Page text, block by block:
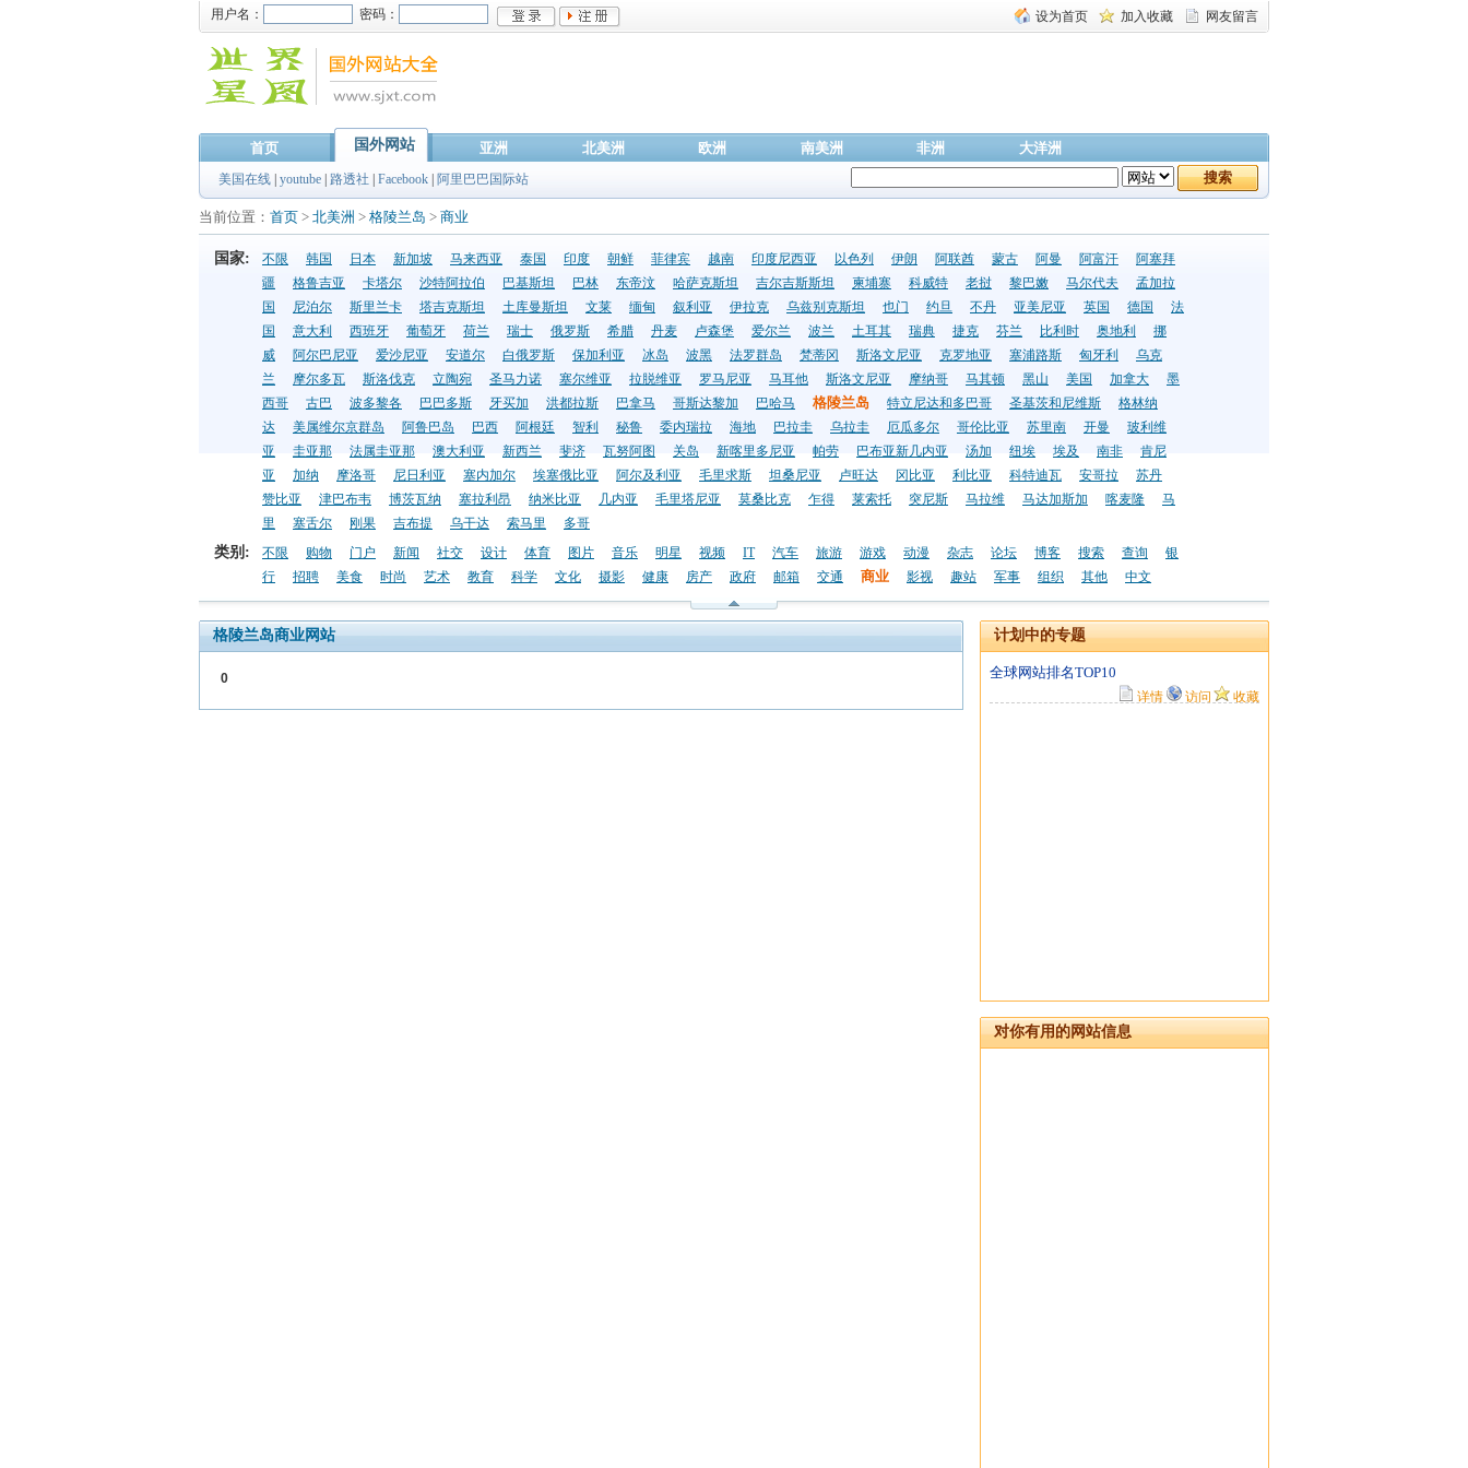
用户名： 密码： 设为首页 加入收藏 网友留言
首页 国外网站 亚洲 北美洲 欧洲 南美洲 非洲 大洋洲
美国在线 youtube 路透社 Facebook 阿里巴巴国际站
当前位置： 首页 > 北美洲 > 格陵兰岛 > 商业
国家: 不限 韩国 日本 新加坡 马来西亚 泰国 印度 朝鲜 菲律宾 越南 印度尼西亚 以色列 伊朗 阿联酋 蒙古 阿曼 阿富汗
阿塞拜
疆
格鲁吉亚 卡塔尔 沙特阿拉伯 巴基斯坦 巴林 东帝汶 哈萨克斯坦 吉尔吉斯斯坦 柬埔寨 科威特 老挝 黎巴嫩 马尔代夫
孟加拉
国
尼泊尔 斯里兰卡 塔吉克斯坦 土库曼斯坦 文莱 缅甸 叙利亚 伊拉克 乌兹别克斯坦 也门 约旦 不丹 亚美尼亚 英国 德国
法
国
意大利 西班牙 葡萄牙 荷兰 瑞士 俄罗斯 希腊 丹麦 卢森堡 爱尔兰 波兰 土耳其 瑞典 捷克 芬兰 比利时 奥地利
挪
威
阿尔巴尼亚 爱沙尼亚 安道尔 白俄罗斯 保加利亚 冰岛 波黑 法罗群岛 梵蒂冈 斯洛文尼亚 克罗地亚 塞浦路斯 匈牙利
乌克
兰
摩尔多瓦 斯洛伐克 立陶宛 圣马力诺 塞尔维亚 拉脱维亚 罗马尼亚 马耳他 斯洛文尼亚 摩纳哥 马其顿 黑山 美国 加拿大
墨
西哥
古巴 波多黎各 巴巴多斯 牙买加 洪都拉斯 巴拿马 哥斯达黎加 巴哈马 格陵兰岛 特立尼达和多巴哥 圣基茨和尼维斯
格林纳
达
美属维尔京群岛 阿鲁巴岛 巴西 阿根廷 智利 秘鲁 委内瑞拉 海地 巴拉圭 乌拉圭 厄瓜多尔 哥伦比亚 苏里南 开曼
玻利维
亚
圭亚那 法属圭亚那 澳大利亚 新西兰 斐济 瓦努阿图 关岛 新喀里多尼亚 帕劳 巴布亚新几内亚 汤加 纽埃 埃及 南非
肯尼
亚
加纳 摩洛哥 尼日利亚 塞内加尔 埃塞俄比亚 阿尔及利亚 毛里求斯 坦桑尼亚 卢旺达 冈比亚 利比亚 科特迪瓦 安哥拉
苏丹
赞比亚
津巴布韦 博茨瓦纳 塞拉利昂 纳米比亚 几内亚 毛里塔尼亚 莫桑比克 乍得 莱索托 突尼斯 马拉维 马达加斯加 喀麦隆
马
里
塞舌尔 刚果 吉布提 乌干达 索马里 多哥
类别: 不限 购物 门户 新闻 社交 设计 体育 图片 音乐 明星 视频 IT 汽车 旅游 游戏 动漫 杂志 论坛 博客 搜索 查询
银
行
招聘 美食 时尚 艺术 教育 科学 文化 摄影 健康 房产 政府 邮箱 交通 商业 影视 趣站 军事 组织 其他 中文
格陵兰岛商业网站
0
计划中的专题
全球网站排名TOP10
详情 访问 收藏
对你有用的网站信息